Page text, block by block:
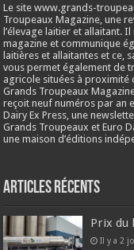
Le site www.grands-
Troupeaux Magazine, une
l’élevage laitier et allaitant.
magazine et communique
laitières et allaitantes et ce,
vous permet également de
agricole situées à proximité
Grands Troupeaux
reçoit neuf numéros par an
Dairy Ex Press, une
Grands Troupeaux et Euro
une maison d’éditions
Articles récents
Prix du
Il y a 2